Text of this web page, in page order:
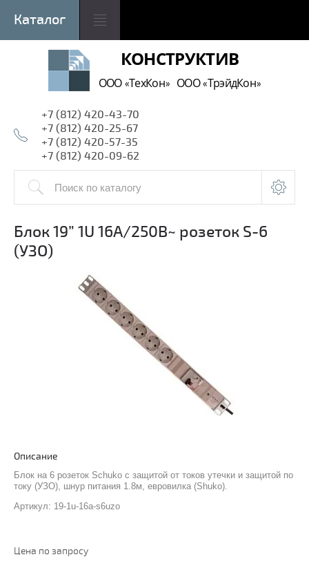
КОНСТРУКТИВ
ООО «ТехКон» ООО«ТрэйдКон»
+7 (812) 420-43-70
+7 (812) 420-25-67
+7 (812) 420-57-35
+7 (812) 420-09-62
Блок 19” 1U 16A/250B~ розеток S-6
(УЗО)
Описание
Блок на 6 розеток Schuko с защитой от токов утечки и защитой по
току (УЗО), шнур питания 1.8м, евровилка (Shuko).
Артикул: 19-1u-16a-s6uzo
Цена по запросу